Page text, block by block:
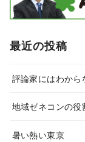
最近の投稿
評論家にはわから
地域ゼネコンの
暑い熱い東京